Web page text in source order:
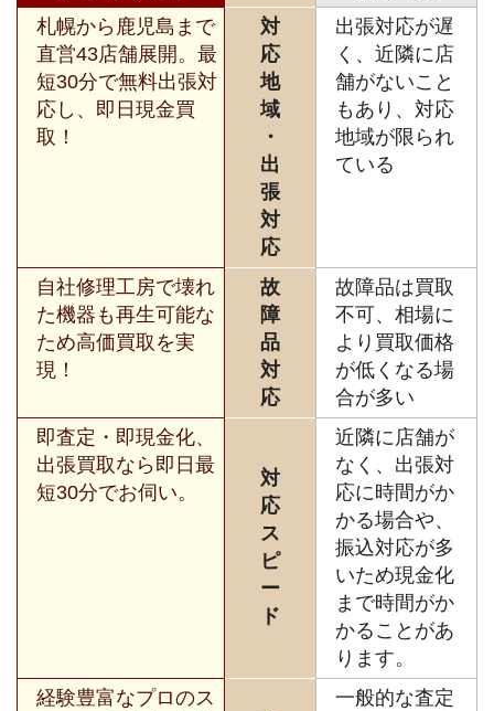
札幌から鹿児島まで
直営43店舗展開。最
短30分で無料出張対
応し、即日現金買
取！
対
応
地
域
・
出
張
対
応
出張対応が遅
く、近隣に店
舗がないこと
もあり、対応
地域が限られ
ている
自社修理工房で壊れ
た機器も再生可能な
ため高価買取を実
現！
故
障
品
対
応
故障品は買取
不可、相場に
より買取価格
が低くなる場
合が多い
即査定・即現金化、
出張買取なら即日最
短30分でお伺い。
対
応
ス
ピ
ー
ド
近隣に店舗が
なく、出張対
応に時間がか
かる場合や、
振込対応が多
いため現金化
まで時間がか
かることがあ
ります。
経験豊富なプロのス
一般的な査定